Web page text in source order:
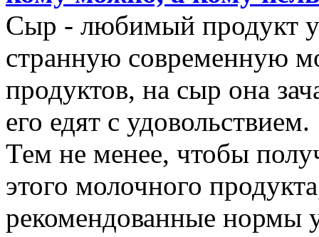
Сыр - любимый продукт
странную современную
продуктов, на сыр она
его едят с удовольствием.
Тем не менее, чтобы
этого молочного
рекомендованные нормы